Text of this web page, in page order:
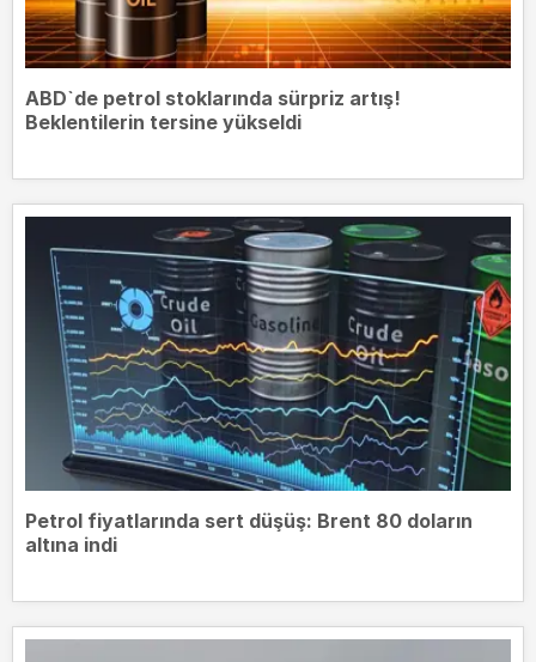
ABD`de petrol stoklarında sürpriz artış!
Beklentilerin tersine yükseldi
Petrol fiyatlarında sert düşüş: Brent 80 doların
altına indi